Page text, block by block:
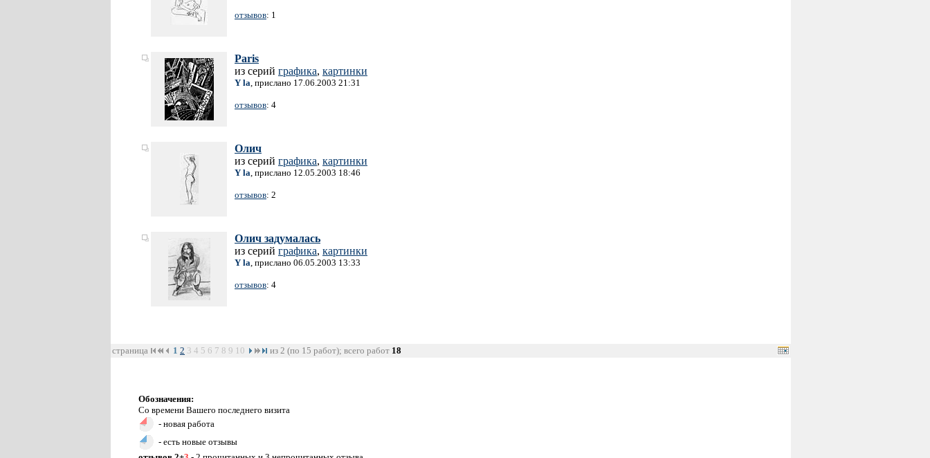
отзывов: 1
Paris
из серий графика, картинки
Y la, прислано 17.06.2003 21:31
отзывов: 4
Олич
из серий графика, картинки
Y la, прислано 12.05.2003 18:46
отзывов: 2
Олич задумалась
из серий графика, картинки
Y la, прислано 06.05.2003 13:33
отзывов: 4
страница 1 2 3 4 5 6 7 8 9 10 из 2 (по 15 работ); всего работ 18
Обозначения:
Со времени Вашего последнего визита
- новая работа
- есть новые отзывы